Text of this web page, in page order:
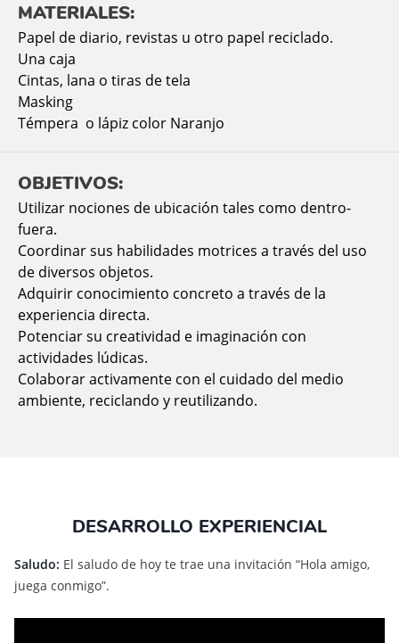
MATERIALES:
Papel de diario, revistas u otro papel reciclado.
Una caja
Cintas, lana o tiras de tela
Masking
Témpera o lápiz color Naranjo
OBJETIVOS:
Utilizar nociones de ubicación tales como dentro-
fuera.
Coordinar sus habilidades motrices a través del uso
de diversos objetos.
Adquirir conocimiento concreto a través de la
experiencia directa.
Potenciar su creatividad e imaginación con
actividades lúdicas.
Colaborar activamente con el cuidado del medio
ambiente, reciclando y reutilizando.
DESARROLLO EXPERIENCIAL
Saludo: El saludo de hoy te trae una invitación “Hola amigo,
juega conmigo”.